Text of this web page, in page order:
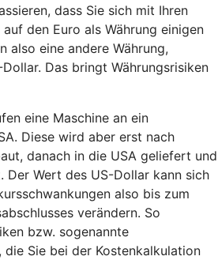
dass Sie sich mit Ihren
den Euro als Währung einigen
also eine andere Währung,
Das bringt Währungsrisiken
eine Maschine an ein
Diese wird aber erst nach
danach in die USA geliefert und
Der Wert des US-Dollar kann sich
also bis zum
verändern. So
bzw. sogenannte
die Sie bei der Kostenkalkulation